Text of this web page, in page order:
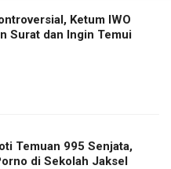
Ketum IWO
Surat dan Ingin Temui
Temuan 995 Senjata,
di Sekolah Jaksel